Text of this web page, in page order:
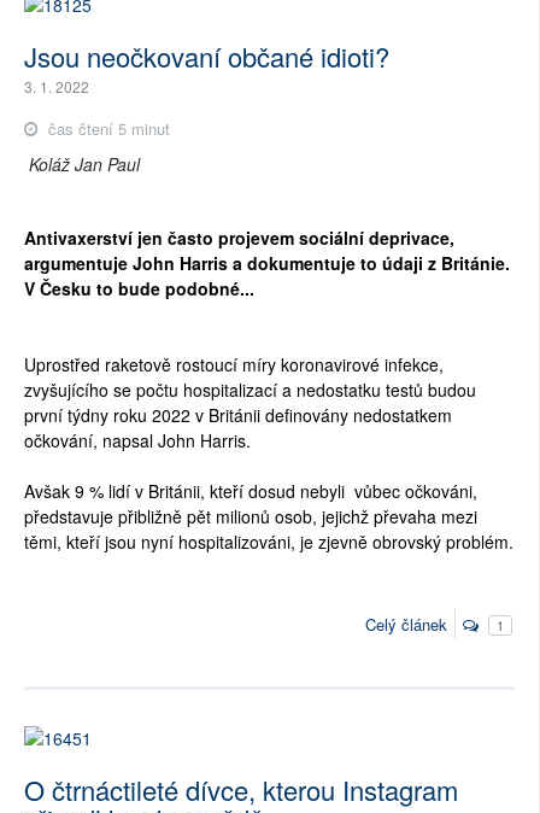
Jsou neočkovaní občané idioti?
3. 1. 2022
čas čtení 5 minut
Koláž Jan Paul
Antivaxerství jen často projevem sociální deprivace,
argumentuje John Harris a dokumentuje to údaji z Británie.
V Česku to bude podobné...
Uprostřed raketově rostoucí míry koronavirové infekce,
zvyšujícího se počtu hospitalizací a nedostatku testů budou
první týdny roku 2022 v Británii definovány nedostatkem
očkování, napsal John Harris.
Avšak 9 % lidí v Británii, kteří dosud nebyli vůbec očkováni,
představuje přibližně pět milionů osob, jejichž převaha mezi
těmi, kteří jsou nyní hospitalizováni, je zjevně obrovský problém.
Celý článek 1
O čtrnáctileté dívce, kterou Instagram